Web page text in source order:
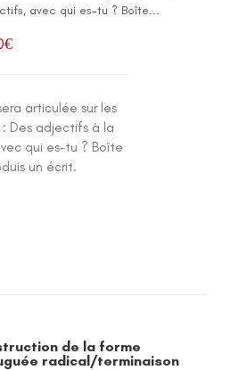
avec qui es-tu ? Boîte...
€
articulée sur les
Des adjectifs à la
qui es-tu ? Boîte
un écrit.
de la forme
radical/terminaison